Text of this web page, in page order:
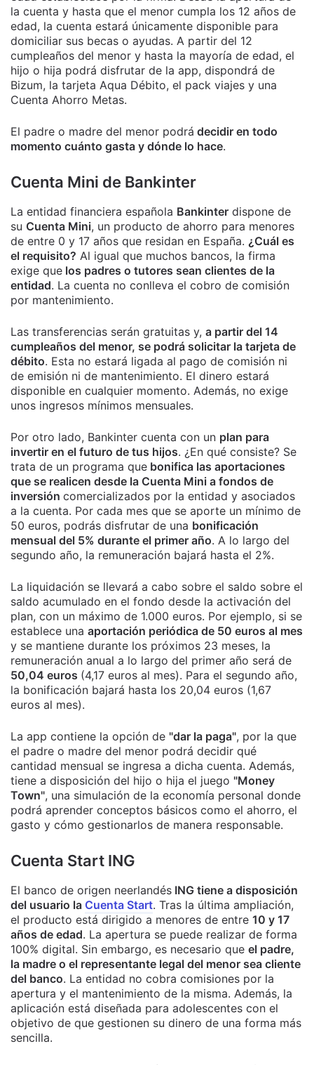
la cuenta y hasta que el menor cumpla los 12 años de
edad, la cuenta estará únicamente disponible para
domiciliar sus becas o ayudas. A partir del 12
cumpleaños del menor y hasta la mayoría de edad, el
hijo o hija podrá disfrutar de la app, dispondrá de
Bizum, la tarjeta Aqua Débito, el pack viajes y una
Cuenta Ahorro Metas.
El padre o madre del menor podrá decidir en todo
momento cuánto gasta y dónde lo hace.
Cuenta Mini de Bankinter
La entidad financiera española Bankinter dispone de
su Cuenta Mini, un producto de ahorro para menores
de entre 0 y 17 años que residan en España. ¿Cuál es
el requisito? Al igual que muchos bancos, la firma
exige que los padres o tutores sean clientes de la
entidad. La cuenta no conlleva el cobro de comisión
por mantenimiento.
Las transferencias serán gratuitas y, a partir del 14
cumpleaños del menor, se podrá solicitar la tarjeta de
débito. Esta no estará ligada al pago de comisión ni
de emisión ni de mantenimiento. El dinero estará
disponible en cualquier momento. Además, no exige
unos ingresos mínimos mensuales.
Por otro lado, Bankinter cuenta con un plan para
invertir en el futuro de tus hijos. ¿En qué consiste? Se
trata de un programa que bonifica las aportaciones
que se realicen desde la Cuenta Mini a fondos de
inversión comercializados por la entidad y asociados
a la cuenta. Por cada mes que se aporte un mínimo de
50 euros, podrás disfrutar de una bonificación
mensual del 5% durante el primer año. A lo largo del
segundo año, la remuneración bajará hasta el 2%.
La liquidación se llevará a cabo sobre el saldo sobre el
saldo acumulado en el fondo desde la activación del
plan, con un máximo de 1.000 euros. Por ejemplo, si se
establece una aportación periódica de 50 euros al mes
y se mantiene durante los próximos 23 meses, la
remuneración anual a lo largo del primer año será de
50,04 euros (4,17 euros al mes). Para el segundo año,
la bonificación bajará hasta los 20,04 euros (1,67
euros al mes).
La app contiene la opción de "dar la paga", por la que
el padre o madre del menor podrá decidir qué
cantidad mensual se ingresa a dicha cuenta. Además,
tiene a disposición del hijo o hija el juego "Money
Town", una simulación de la economía personal donde
podrá aprender conceptos básicos como el ahorro, el
gasto y cómo gestionarlos de manera responsable.
Cuenta Start ING
El banco de origen neerlandés ING tiene a disposición
del usuario la Cuenta Start. Tras la última ampliación,
el producto está dirigido a menores de entre 10 y 17
años de edad. La apertura se puede realizar de forma
100% digital. Sin embargo, es necesario que el padre,
la madre o el representante legal del menor sea cliente
del banco. La entidad no cobra comisiones por la
apertura y el mantenimiento de la misma. Además, la
aplicación está diseñada para adolescentes con el
objetivo de que gestionen su dinero de una forma más
sencilla.